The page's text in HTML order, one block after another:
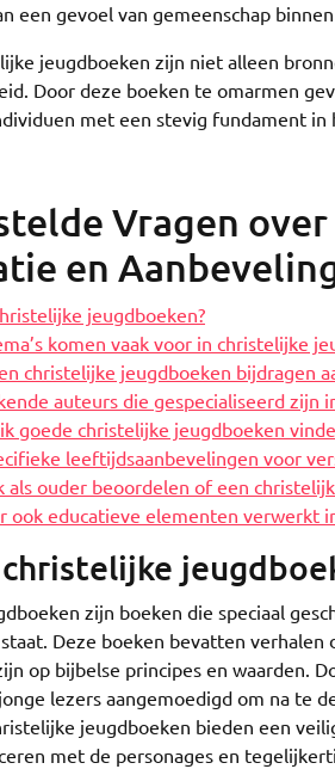
een gevoel van gemeenschap
jeugdboeken zijn niet alleen
Door deze boeken te omarmen
met een stevig fundament in
Vragen
en
jeugdboeken?
komen vaak voor in christelijke
christelijke jeugdboeken bijdragen
auteurs die gespecialiseerd zijn
goede christelijke jeugdboeken
leeftijdsaanbevelingen voor
als ouder beoordelen of een
ook educatieve elementen verwerkt
zijn boeken die speciaal
Deze boeken bevatten
op bijbelse principes en waarden.
lezers aangemoedigd om na te
jeugdboeken bieden een
met de personages en